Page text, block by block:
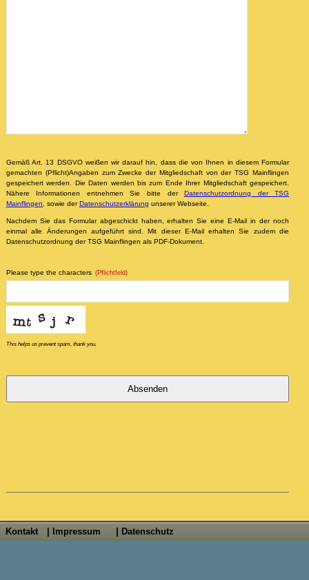
Gemäß Art. 13 DSGVO weißen wir darauf hin, dass die von Ihnen in diesem Formular
gemachten (Pflicht)Angaben zum Zwecke der Mitgliedschaft von der TSG Mainflingen
gespeichert werden. Die Daten werden bis zum Ende Ihrer Mitgliedschaft gespeichert.
Nähere Informationen entnehmen Sie bitte derDatenschutzordnung der TSG
Mainflingen , sowie derDatenschutzerklärung unserer Webseite.
Nachdem Sie das Formular abgeschickt haben, erhalten Sie eine E-Mail in der noch
einmal alle Änderungen aufgeführt sind. Mit dieser E-Mail erhalten Sie zudem die
Datenschutzordnung der TSG Mainflingen als PDF-Dokument.
Please type the characters (Pflichtfeld)
This helps us prevent spam, thank you.
Absenden
Kontakt | Impressum | Datenschutz